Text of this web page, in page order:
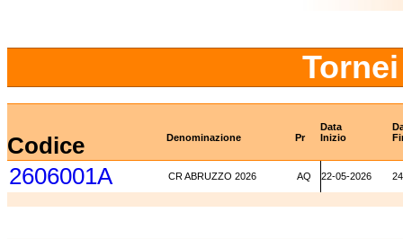
Data
Codice Denominazione Pr Inizio
2606001A CR ABRUZZO 2026 AQ 22-05-2026